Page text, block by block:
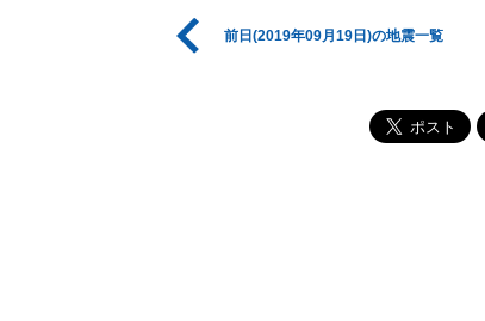
前日(2019年09月19日)の地震一覧